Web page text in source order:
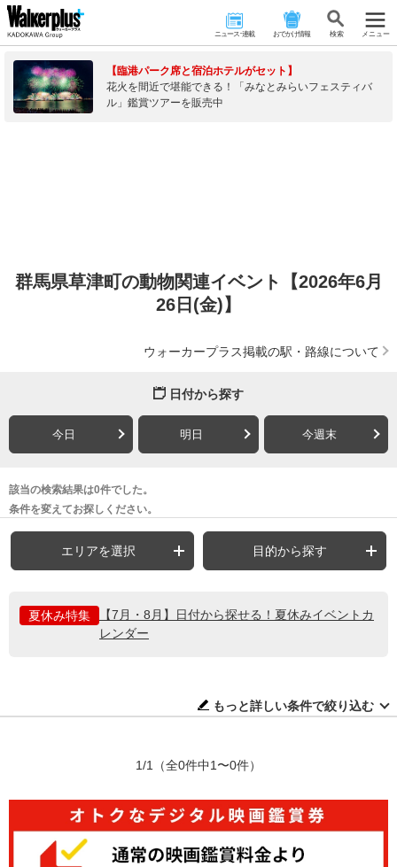
ニュース･連載 おでかけ情報 検 索 メニュー
【臨港パーク席と宿泊ホテルがセット】
花火を間近で堪能できる！「みなとみらいフェスティバ
ル」鑑賞ツアーを販売中
群馬県草津町の動物関連イベント【2026年6月
26日(金)】
ウォーカープラス掲載の駅・路線について
日付から探す
今日 明日 今週末
該当の検索結果は0件でした。
条件を変えてお探しください。
エリアを選択 目的から探す
夏休み特集
【7月・8月】日付から探せる！夏休みイベントカ
レンダー
もっと詳しい条件で絞り込む
1/1 （全0件中1〜0件）